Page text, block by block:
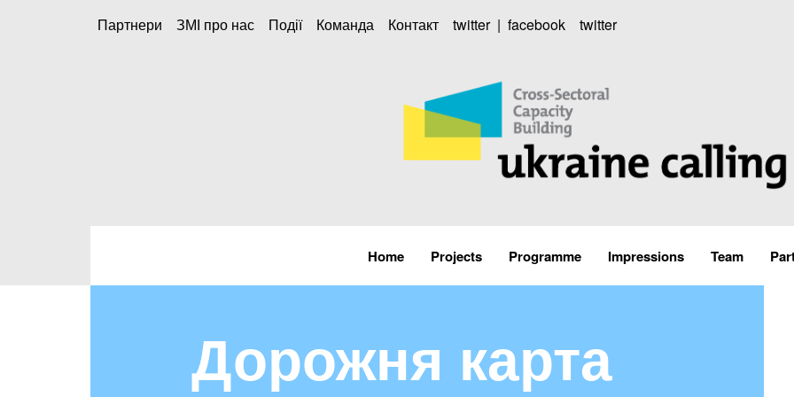
Партнери ЗМІ про нас Події Команда Контакт twitter | facebook twitter
Home Projects Programme Impressions Team
Дорожня карта